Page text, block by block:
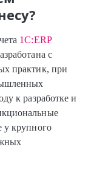
1С:ERP
с
практик, при
к разработке и
у крупного